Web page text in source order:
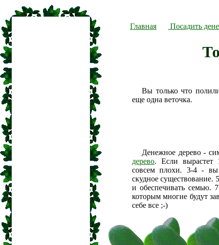
Главная Посадить
Вы только что
еще одна веточка.
Денежное дерево -
дерево. Если вырастет
совсем плохи. 3-4 - вы
скудное существование.
и обеспечивать семью.
которым многие будут
себе все ;-)